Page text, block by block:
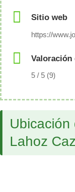
Sitio web
https://
Valoración
5 / 5 (9)
Ubicación
Lahoz